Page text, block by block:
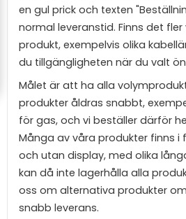
en gul prick och texten
normal leveranstid. Finns det
produkt, exempelvis olika
du tillgängligheten när du valt
Målet är att ha alla
produkter åldras snabbt,
för gas, och vi beställer därför
Många av våra produkter finns i
och utan display, med olika
kan då inte lagerhålla alla
oss om alternativa produkter
snabb leverans.